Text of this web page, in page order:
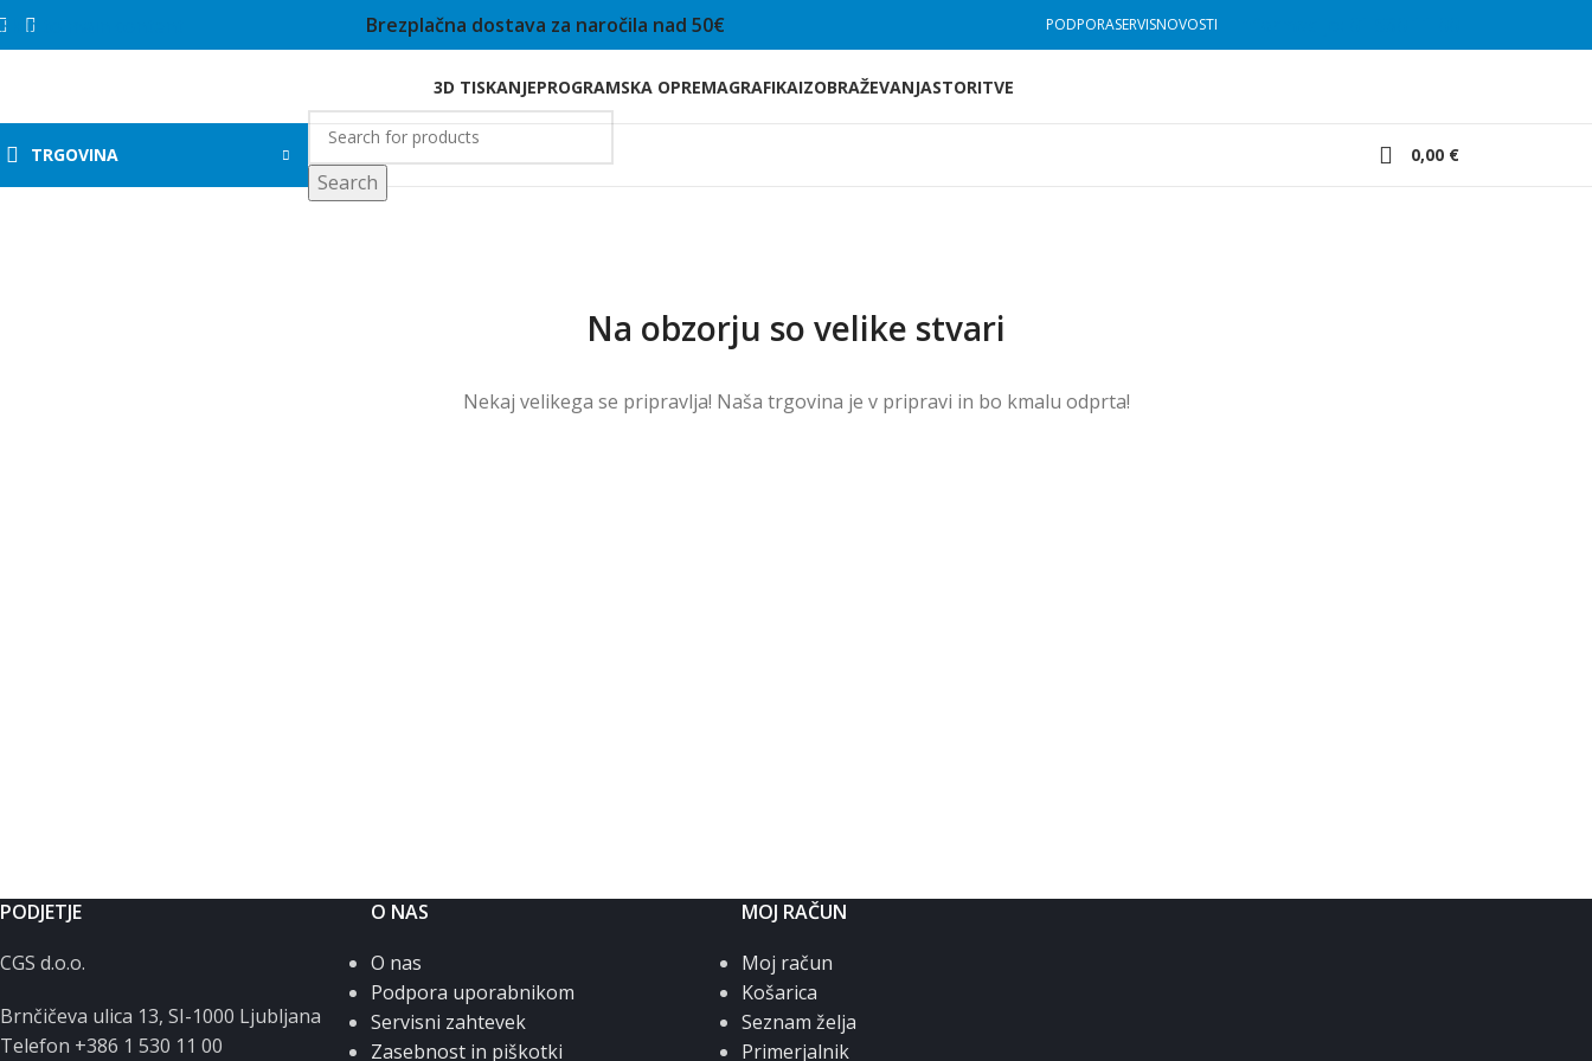
Skip to main content Brezplačna dostava za naročila nad 50€ PODPORASERVISNOVOSTI
3D TISKANJEPROGRAMSKA OPREMAGRAFIKAIZOBRAŽEVANJASTORITVE
TRGOVINA
Search
0,00 €
Na obzorju so velike stvari
Nekaj ​​velikega se pripravlja! Naša trgovina je v pripravi in ​​bo kmalu odprta!
PODJETJE
CGS d.o.o.
Brnčičeva ulica 13, SI-1000 Ljubljana
Telefon +386 1 530 11 00
O NAS
O nas
Podpora uporabnikom
Servisni zahtevek
Zasebnost in piškotki
MOJ RAČUN
Moj račun
Košarica
Seznam želja
Primerjalnik